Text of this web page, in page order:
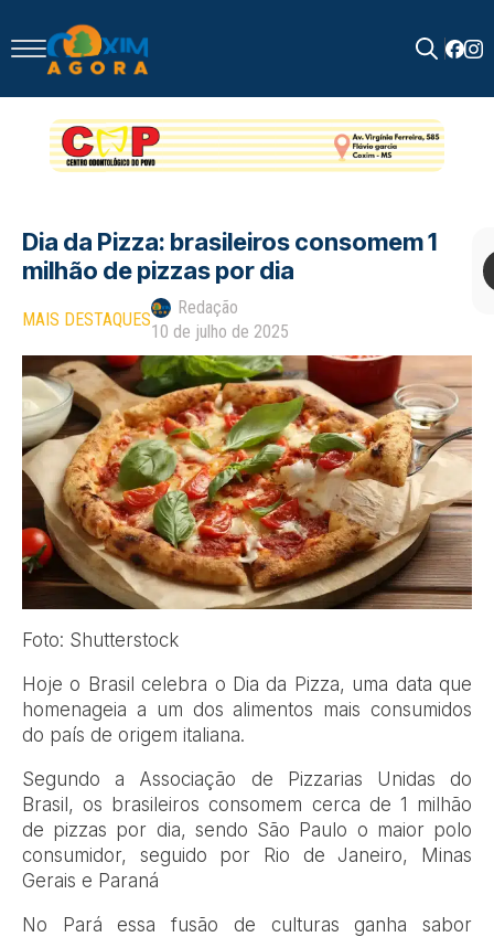
for:
Dia da Pizza: brasileiros consomem 1
milhão de pizzas por dia
MAIS DESTAQUES
Redação
10 de julho de 2025
Foto: Shutterstock
Hoje o Brasil celebra o Dia da Pizza, uma data que
homenageia a um dos alimentos mais consumidos
do país de origem italiana.
Segundo a Associação de Pizzarias Unidas do
Brasil, os brasileiros consomem cerca de 1 milhão
de pizzas por dia, sendo São Paulo o maior polo
consumidor, seguido por Rio de Janeiro, Minas
Gerais e Paraná
No Pará essa fusão de culturas ganha sabor